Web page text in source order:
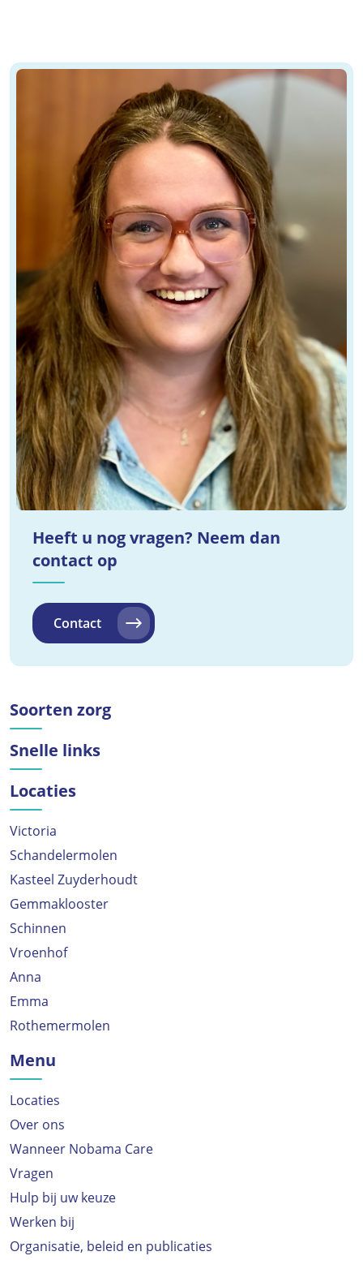
Heeft u nog vragen? Neem dan
contact op
Contact
Soorten zorg
Snelle links
Locaties
Victoria
Schandelermolen
Kasteel Zuyderhoudt
Gemmaklooster
Schinnen
Vroenhof
Anna
Emma
Rothemermolen
Menu
Locaties
Over ons
Wanneer Nobama Care
Vragen
Hulp bij uw keuze
Werken bij
Organisatie, beleid en publicaties